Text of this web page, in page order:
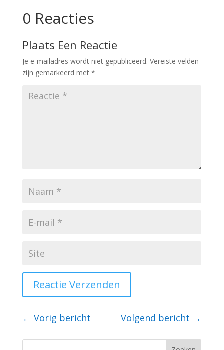
0 Reacties
Plaats Een Reactie
Je e-mailadres wordt niet gepubliceerd. Vereiste velden
zijn gemarkeerd met *
Reactie Verzenden
← Vorig bericht Volgend bericht →